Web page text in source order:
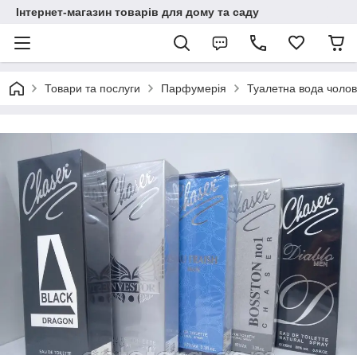
Інтернет-магазин товарів для дому та саду
Товари та послуги Парфумерія Туалетна вода